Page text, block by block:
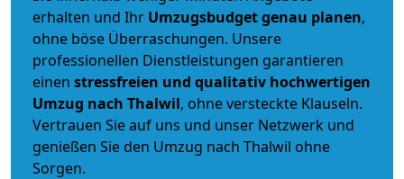
erhalten und Ihr Umzugsbudgetgenau planen,
ohne böse Überraschungen. Unsere
professionellen Dienstleistungen garantieren
einen stressfreien und qualitativ hochwertigen
Umzug nach Thalwil, ohne versteckte Klauseln.
Vertrauen Sie auf uns und unser Netzwerk und
genießen Sie den Umzug nach Thalwil ohne
Sorgen.